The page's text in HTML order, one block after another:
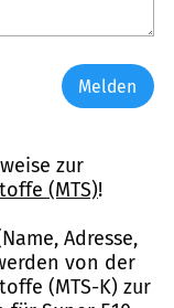
Melden
zur
(MTS)!
Adresse,
von der
(MTS-K) zur